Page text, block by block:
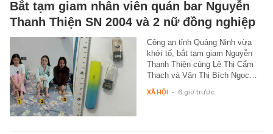
Bắt tạm giam nhân viên quán bar Nguyễn
Thanh Thiện SN 2004 và 2 nữ đồng nghiệp
Công an tỉnh Quảng Ninh vừa
khởi tố, bắt tạm giam Nguyễn
Thanh Thiện cùng Lê Thị Cẩm
Thạch và Văn Thị Bích Ngọc…
XÃ HỘI - 6 giờ trước